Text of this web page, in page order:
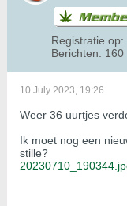
Registratie op:
Berichten: 160
10 July 2023, 19:26
Weer 36 uurtjes
Ik moet nog een
stille?